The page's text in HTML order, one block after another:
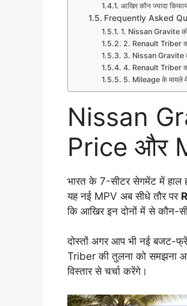
आखिर कौन ज्यादा
Frequently Asked
1. Nissan Gravite
2. Renault Triber
3. Nissan Gravite
4. Renault Triber
5. Mileage के मामले
Nissan
Price और
भारत के 7-सीटर सेगमेंट में हाल
यह नई MPV अब सीधे तौर पर
कि आखिर इन दोनों में से कौन-सी
दोस्तों अगर आप भी नई बजट-
Triber की तुलना को समझना
विस्तार से चर्चा करेंगे।